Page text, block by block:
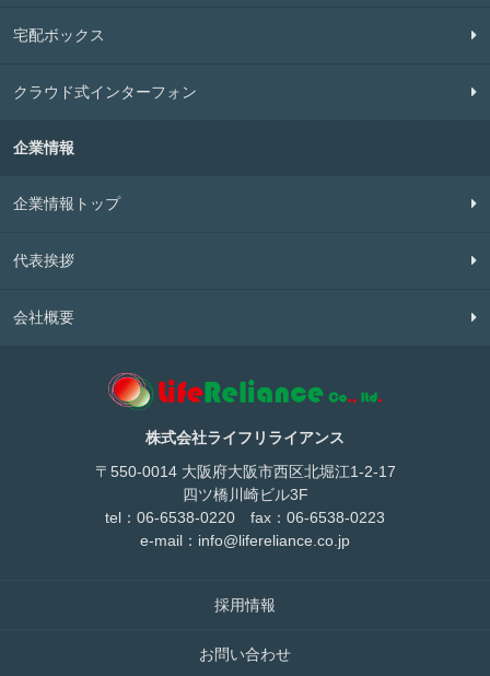
宅配ボックス
クラウド式インターフォン
企業情報
企業情報トップ
代表挨拶
会社概要
株式会社ライフリライアンス
〒550-0014 大阪府大阪市西区北堀江1-2-17
四ツ橋川崎ビル3F
tel：06-6538-0220 fax：06-6538-0223
e-mail： info@lifereliance.co.jp
採用情報
お問い合わせ